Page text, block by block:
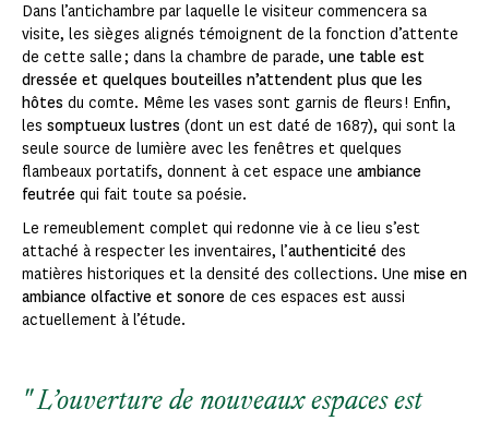
Dans l’antichambre par laquelle le visiteur commencera sa
visite, les sièges alignés témoignent de la fonction d’attente
de cette salle ; dans la chambre de parade, une table est
dressée et quelques bouteilles n’attendent plus que les
hôtes du comte. Même les vases sont garnis de fleurs ! Enfin,
les somptueux lustres (dont un est daté de 1687), qui sont la
seule source de lumière avec les fenêtres et quelques
flambeaux portatifs, donnent à cet espace une ambiance
feutrée qui fait toute sa poésie.
Le remeublement complet qui redonne vie à ce lieu s’est
attaché à respecter les inventaires, l’authenticité des
matières historiques et la densité des collections. Une mise en
ambiance olfactive et sonore de ces espaces est aussi
actuellement à l’étude.
L’ouverture de nouveaux espaces est